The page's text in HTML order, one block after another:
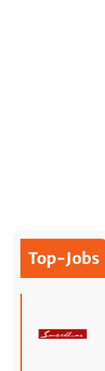
Top-Jobs